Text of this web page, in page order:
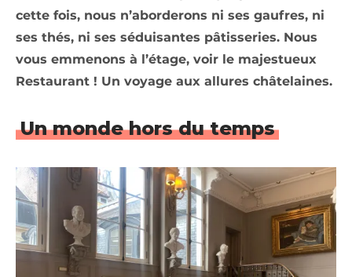
cette fois, nous n’aborderons ni ses gaufres, ni
ses thés, ni ses séduisantes pâtisseries. Nous
vous emmenons à l’étage, voir le majestueux
Restaurant ! Un voyage aux allures châtelaines.
Un monde hors du temps